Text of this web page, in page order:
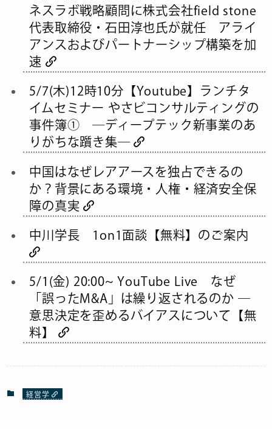
ネスラボ戦略顧問に株式会社field stone
代表取締役・石田淳也氏が就任 アライ
アンスおよびパートナーシップ構築を加
速
5/7(木)12時10分【Youtube】ランチタ
イムセミナー やさビコンサルティングの
事件簿① ―ディープテック新事業のあ
りがちな躓き集―
中国はなぜレアアースを独占できるの
か？背景にある環境・人権・経済安全保
障の真実
中川学長 1on1面談【無料】のご案内
5/1(金) 20:00~ YouTube Live なぜ
「誤ったM&A」は繰り返されるのか ―
意思決定を歪めるバイアスについて【無
料】
経営学